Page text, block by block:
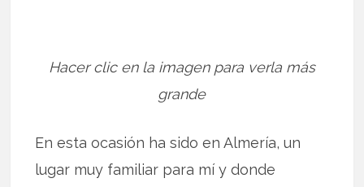
Hacer clic en la imagen para verla más
grande
En esta ocasión ha sido en Almería, un
lugar muy familiar para mí y donde